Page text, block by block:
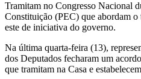
Tramitam no Congresso Nacional
Constituição (PEC) que abordam
este de iniciativa do governo.
Na última quarta-feira (13),
dos Deputados fecharam um
que tramitam na Casa e